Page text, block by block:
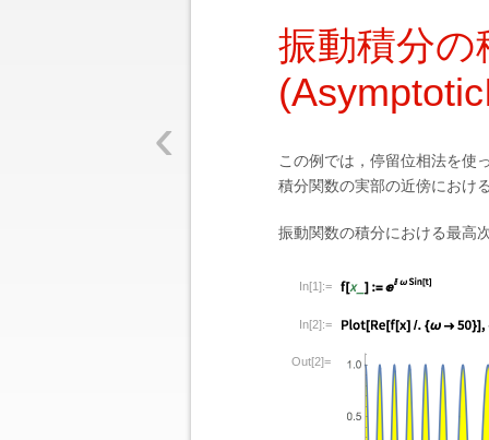
‹
振動積分
この例では，停留位相法を使
積分関数の実部の近傍におけ
振動関数の積分における最高
In[1]:=
In[2]:=
Out[2]=